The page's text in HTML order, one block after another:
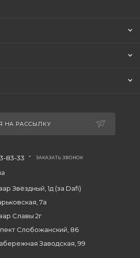
НА РАССЫЛКУ
83-33 ЗАКАЗАТЬ ЗВОНОК
Звёздный, 1д (за Dafi)
7а
Славы 2г
Слобожанский, 86
Заводская, 99